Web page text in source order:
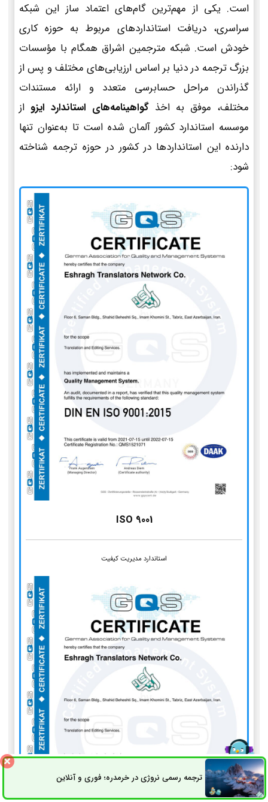
است. یکی از مهم‌ترین گام‌های اعتماد ساز این شبکه
سراسری، دریافت استانداردهای مربوط به حوزه کاری
خودش است. شبکه مترجمین اشراق همگام با مؤسسات
بزرگ ترجمه در دنیا بر اساس ارزیابی‌های مختلف و پس از
گذراندن مراحل حسابرسی متعدد و ارائه مستندات
مختلف، موفق به اخذ گواهینامه‌های استاندارد ایزو از
موسسه استاندارد کشور آلمان شده است تا به‌عنوان تنها
دارنده این استانداردها در کشور در حوزه ترجمه شناخته
شود:
ISO 9001
استاندارد مدیریت کیفیت
ترجمه رسمی نروژی در خرمدره؛ فوری و آنلاینثبت سفارش راه های ارتباطی